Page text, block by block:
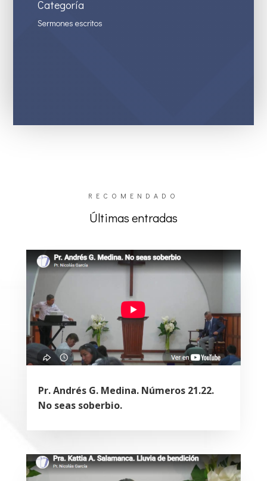
Categoría
Sermones escritos
RECOMENDADO
Últimas entradas
Pr. Andrés G. Medina. Números 21.22.
No seas soberbio.